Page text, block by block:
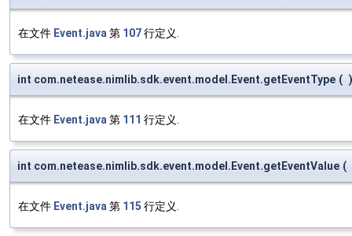
在文件 Event.java 第 107行定义.
int com.netease.nimlib.sdk.event.model.Event.getEventType ( )
在文件 Event.java 第 111 行定义.
int com.netease.nimlib.sdk.event.model.Event.getEventValue (
在文件 Event.java 第 115 行定义.